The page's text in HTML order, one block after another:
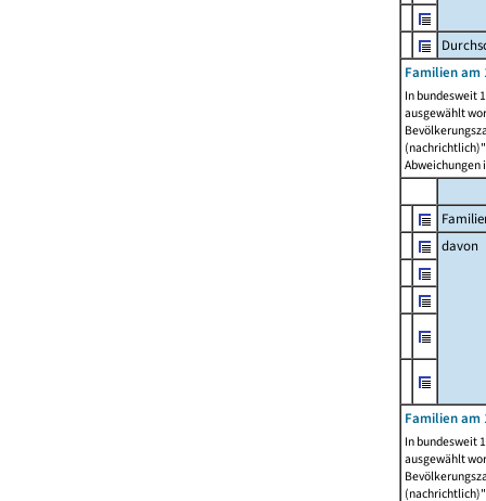
Familien am
In bundesweit
ausgewählt
Abweichungen
davon
Familien am
In bundesweit
ausgewählt